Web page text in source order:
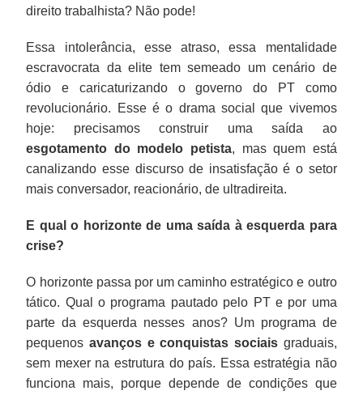
direito trabalhista? Não pode!
Essa intolerância, esse atraso, essa mentalidade
escravocrata da elite tem semeado um cenário de
ódio e caricaturizando o governo do PT como
revolucionário. Esse é o drama social que vivemos
hoje: precisamos construir uma saída ao
esgotamento do modelo petista, mas quem está
canalizando esse discurso de insatisfação é o setor
mais conversador, reacionário, de ultradireita.
E qual o horizonte de uma saída à esquerda para
crise?
O horizonte passa por um caminho estratégico e outro
tático. Qual o programa pautado pelo PT e por uma
parte da esquerda nesses anos? Um programa de
pequenosavanços e conquistas sociaisgraduais,
sem mexer na estrutura do país. Essa estratégia não
funciona mais, porque depende de condições que